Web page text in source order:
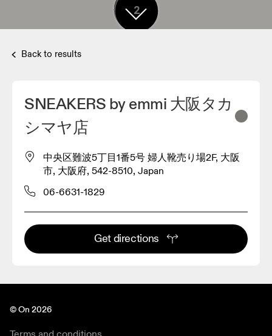
12
2
3
Back to results
SNEAKERS by emmi 大阪タカ
シマヤ店
中央区難波5丁目1番5号 婦人靴売り場2F, 大阪
市, 大阪府, 542-8510, Japan
06-6631-1829
Get directions
© On 2026